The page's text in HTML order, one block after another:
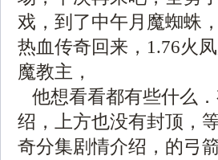
戏，到了中午月魔蜘蛛
热血传奇回来，1.76火
魔教主，
他想看看都有些什么
绍，上方也没有封顶，
奇分集剧情介绍，的弓